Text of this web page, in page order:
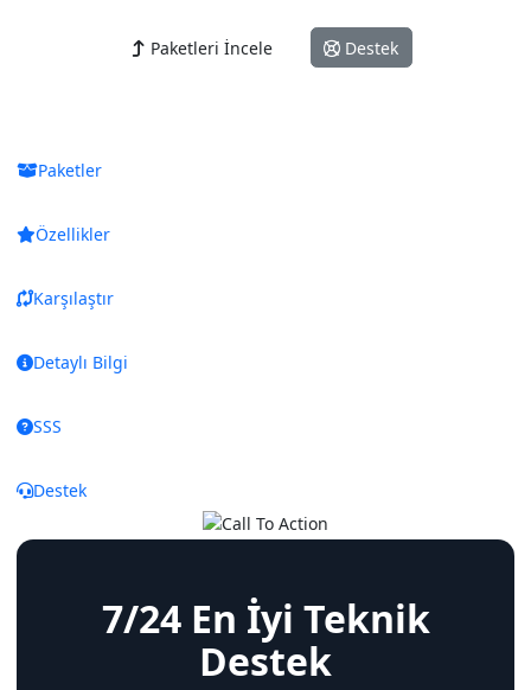
Paketleri İncele Destek
Paketler
Özellikler
Karşılaştır
Detaylı Bilgi
SSS
Destek
7/24 En İyi Teknik
Destek